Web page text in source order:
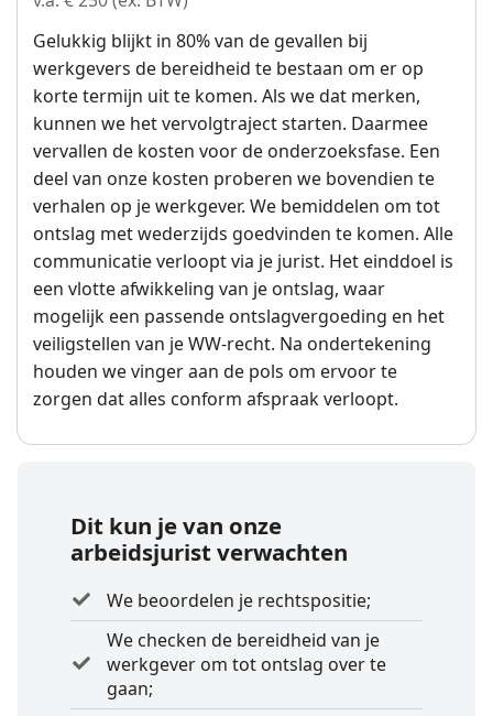
Gelukkig blijkt in 80% van de gevallen bij
werkgevers de bereidheid te bestaan om er op
korte termijn uit te komen. Als we dat merken,
kunnen we het vervolgtraject starten. Daarmee
vervallen de kosten voor de onderzoeksfase. Een
deel van onze kosten proberen we bovendien te
verhalen op je werkgever. We bemiddelen om tot
ontslag met wederzijds goedvinden te komen. Alle
communicatie verloopt via je jurist. Het einddoel is
een vlotte afwikkeling van je ontslag, waar
mogelijk een passende ontslagvergoeding en het
veiligstellen van je WW-recht. Na ondertekening
houden we vinger aan de pols om ervoor te
zorgen dat alles conform afspraak verloopt.
Dit kun je van onze
arbeidsjurist verwachten
We beoordelen je rechtspositie;
We checken de bereidheid van je
werkgever om tot ontslag over te
gaan;